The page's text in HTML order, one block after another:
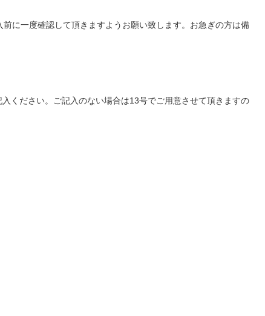
に一度確認して頂きますようお願い致します。お急ぎの方は備
ください。ご記入のない場合は13号でご用意させて頂きますの